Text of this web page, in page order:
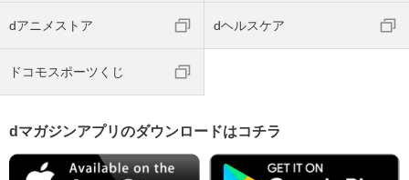
dアニメストア dヘルスケア
ドコモスポーツくじ
dマガジンアプリのダウンロードはコチラ